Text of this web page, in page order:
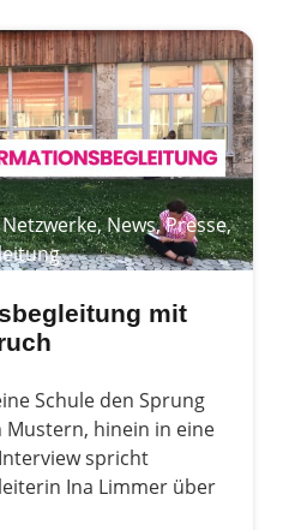
Netzwerke,News,Presse,
mit
Schule den Sprung
Mustern, hinein in eine
spricht
Ina Limmer über